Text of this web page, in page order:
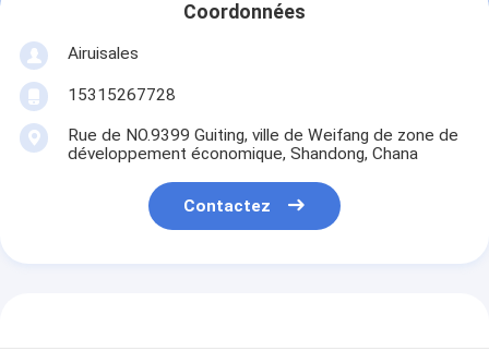
Coordonnées
Airuisales
15315267728
Rue de NO.9399 Guiting, ville de Weifang de zone de
développement économique, Shandong, Chana
Contactez